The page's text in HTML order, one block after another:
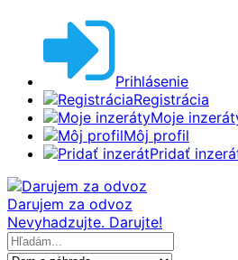
Prihlásenie
Registrácia
Moje
Môj profil
Pridať
Darujem za odvoz
Nevyhadzujte. Darujte!